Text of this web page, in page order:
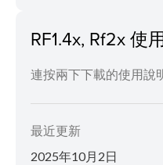
RF1.4x, Rf2x 使
連按兩下下載的使用說
最近更新
2025年10月2日